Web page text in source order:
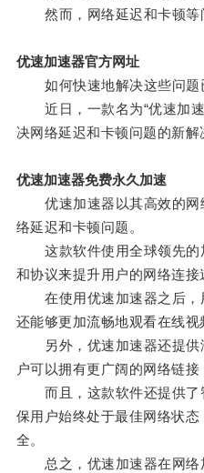
然而，网络延迟和卡顿等
优速加速器官方网址
如何快速地解决这些问题
近日，一款名为“优速加速
决网络延迟和卡顿问题的新解
优速加速器免费永久加速
优速加速器以其高效的网
络延迟和卡顿问题。
这款软件使用全球领先的
和协议来提升用户的网络连接
在使用优速加速器之后，
还能够更加流畅地观看在线视
另外，优速加速器还提供
户可以拥有更广阔的网络链接
而且，这款软件还提供了
保用户始终处于最佳网络状
全。
总之，优速加速器在网络